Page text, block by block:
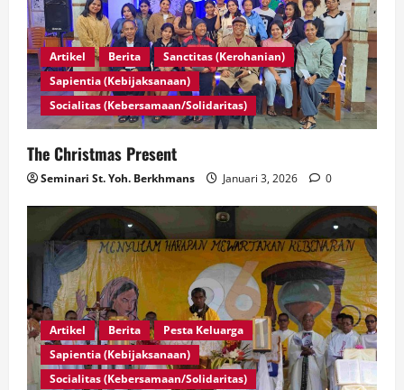
Artikel Berita
Sanctitas (Kerohanian)
Sapientia (Kebijaksanaan)
Socialitas (Kebersamaan/Solidaritas)
The Christmas Present
Seminari St. Yoh. Berkhmans Januari 3, 2026 0
Artikel Berita
Pesta Keluarga
Sapientia (Kebijaksanaan)
Socialitas (Kebersamaan/Solidaritas)